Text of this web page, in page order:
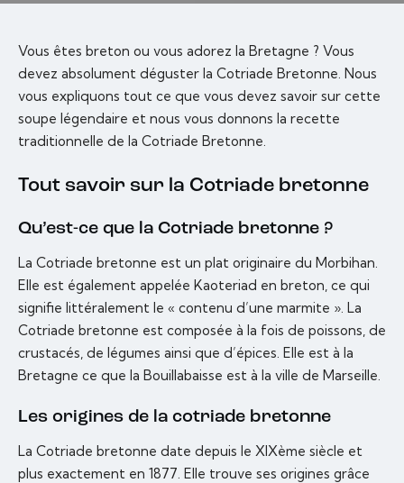
Vous êtes breton ou vous adorez la Bretagne ? Vous
devez absolument déguster la Cotriade Bretonne. Nous
vous expliquons tout ce que vous devez savoir sur cette
soupe légendaire et nous vous donnons la recette
traditionnelle de la Cotriade Bretonne.
Tout savoir sur la Cotriade bretonne
Qu’est-ce que la Cotriade bretonne ?
La Cotriade bretonne est un plat originaire du Morbihan.
Elle est également appelée Kaoteriad en breton, ce qui
signifie littéralement le « contenu d’une marmite ». La
Cotriade bretonne est composée à la fois de poissons, de
crustacés, de légumes ainsi que d’épices. Elle est à la
Bretagne ce que la Bouillabaisse est à la ville de Marseille.
Les origines de la cotriade bretonne
La Cotriade bretonne date depuis le XIXème siècle et
plus exactement en 1877. Elle trouve ses origines grâce